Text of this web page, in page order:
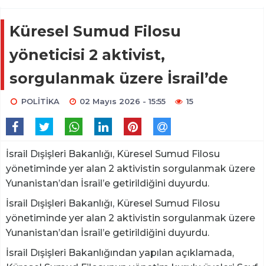
Küresel Sumud Filosu
yöneticisi 2 aktivist,
sorgulanmak üzere İsrail’de
POLİTİKA 02 Mayıs 2026 - 15:55 15
İsrail Dışişleri Bakanlığı, Küresel Sumud Filosu
yönetiminde yer alan 2 aktivistin sorgulanmak üzere
Yunanistan’dan İsrail’e getirildiğini duyurdu.
İsrail Dışişleri Bakanlığı, Küresel Sumud Filosu
yönetiminde yer alan 2 aktivistin sorgulanmak üzere
Yunanistan’dan İsrail’e getirildiğini duyurdu.
İsrail Dışişleri Bakanlığından yapılan açıklamada,